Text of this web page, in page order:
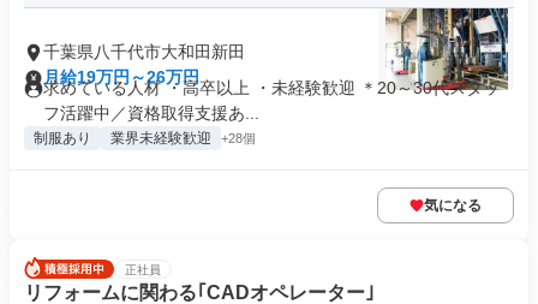
千葉県八千代市大和田新田
月給19万円～26万円
求めている人材 ・高卒以上 ・未経験歓迎 ＊20～30代スタッ
フ活躍中／資格取得支援あ...
制服あり 業界未経験歓迎 +28個
気になる
正社員
リフォームに関わる｢CADオペレーター｣